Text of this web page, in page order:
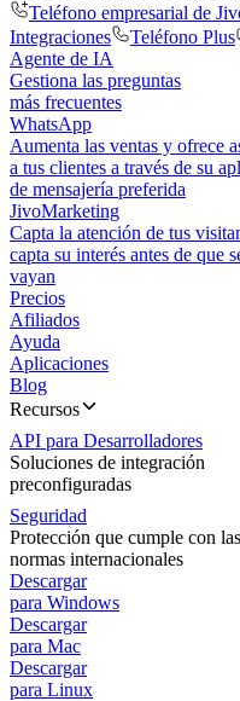
Teléfono empresarial de
Integraciones
Teléfono Plus
Agente de IA
Gestiona las preguntas
más frecuentes
WhatsApp
Aumenta las ventas y ofrece
a tus clientes a través de su
de mensajería preferida
JivoMarketing
Capta la atención de tus
capta su interés antes de que
vayan
Precios
Afiliados
Ayuda
Aplicaciones
Blog
Recursos
API para Desarrolladores
Soluciones de integración
preconfiguradas
Seguridad
Protección que cumple con las
normas internacionales
Descargar
para Windows
Descargar
para Mac
Descargar
para Linux